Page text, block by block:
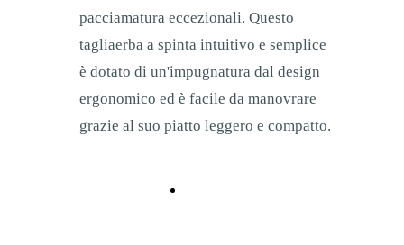
pacciamatura eccezionali. Questo
tagliaerba a spinta intuitivo e semplice
è dotato di un'impugnatura dal design
ergonomico ed è facile da manovrare
grazie al suo piatto leggero e compatto.